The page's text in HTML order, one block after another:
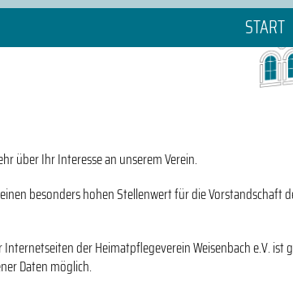
START
über Ihr Interesse an unserem Verein.
besonders hohen Stellenwert für die Vorstandschaft
Internetseiten der Heimatpflegeverein Weisenbach e.V. ist
Daten möglich.